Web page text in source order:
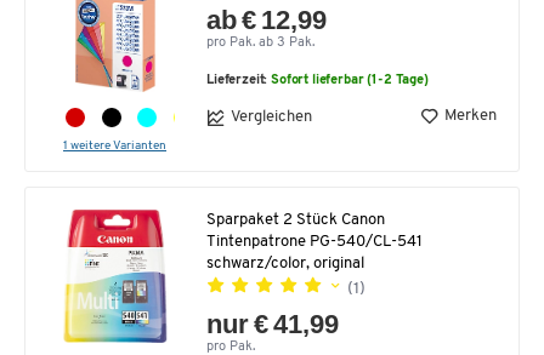
1 weitere Varianten
ab € 12,99
pro Pak. ab 3 Pak.
Lieferzeit:Sofort lieferbar (1-2 Tage)
Vergleichen Merken
Sparpaket 2 Stück Canon
Tintenpatrone PG-540/CL-541
schwarz/color, original
(1)
nur € 41,99
pro Pak.